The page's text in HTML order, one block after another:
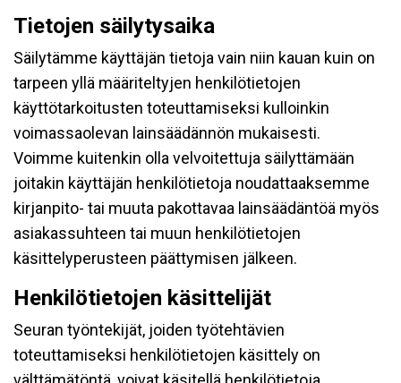
Tietojen säilytysaika
Säilytämme käyttäjän tietoja vain niin kauan kuin on
tarpeen yllä määriteltyjen henkilötietojen
käyttötarkoitusten toteuttamiseksi kulloinkin
voimassaolevan lainsäädännön mukaisesti.
Voimme kuitenkin olla velvoitettuja säilyttämään
joitakin käyttäjän henkilötietoja noudattaaksemme
kirjanpito- tai muuta pakottavaa lainsäädäntöä myös
asiakassuhteen tai muun henkilötietojen
käsittelyperusteen päättymisen jälkeen.
Henkilötietojen käsittelijät
Seuran työntekijät, joiden työtehtävien
toteuttamiseksi henkilötietojen käsittely on